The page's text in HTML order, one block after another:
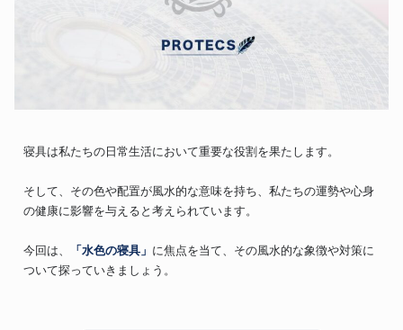
寝具は私たちの日常生活において重要な役割を果たします。
そして、その色や配置が風水的な意味を持ち、私たちの運勢や心身
の健康に影響を与えると考えられています。
今回は、 「水色の寝具」 に焦点を当て、その風水的な象徴や対策に
ついて探っていきましょう。